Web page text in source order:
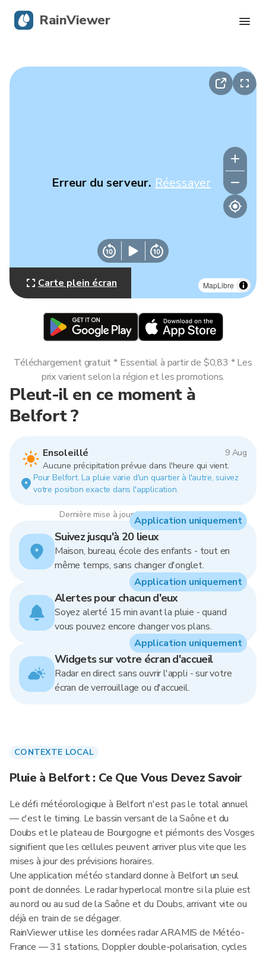
MapLibre
Erreur du serveur. Réessayer
Carte plein écran
Pleut-il en ce moment à
Belfort ?
Ensoleillé
9 Aug
Aucune précipitation prévue dans l'heure qui vient.
Pour Belfort. La pluie varie d'un quartier à l'autre, suivez
votre position exacte dans l'application.
Dernière mise à jour : 01:00, 9 Aug 2026
Téléchargement gratuit * Essential à partir de $0,83 * Les
prix varient selon la région et les promotions.
Suivez jusqu'à 20 lieux
Maison, bureau, école des enfants - tout en
même temps, sans changer d'onglet.
Application uniquement
Alertes pour chacun d'eux
Soyez alerté 15 min avant la pluie - quand
vous pouvez encore changer vos plans.
Application uniquement
Widgets sur votre écran d'accueil
Radar en direct sans ouvrir l'appli - sur votre
écran de verrouillage ou d'accueil.
Application uniquement
CONTEXTE LOCAL
Pluie à Belfort : Ce Que Vous Devez Savoir
Le défi météorologique à Belfort n'est pas le total annuel
— c'est le timing. Le bassin versant de la Saône et du
Doubs et le plateau de Bourgogne et piémonts des Vosges
signifient que les cellules peuvent arriver plus vite que les
mises à jour des prévisions horaires.
Une application météo standard donne à Belfort un seul
point de données. Le radar hyperlocal montre si la pluie est
au nord ou au sud de la Saône et du Doubs, arrivant vite ou
déjà en train de se dégager.
RainViewer utilise les données radar ARAMIS de Météo-
France — 31 stations, Doppler double-polarisation, cycles
RainViewer